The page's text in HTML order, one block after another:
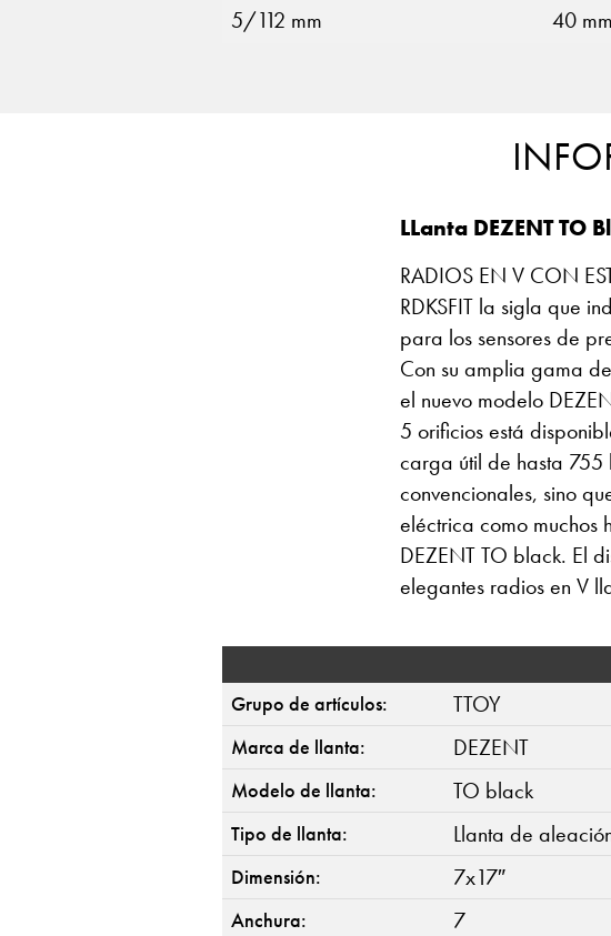
5/112 mm
40 mm
LLanta DEZENT TO
RADIOS EN V CON
RDKSFIT la sigla que
para los sensores de
Con su amplia gama
el nuevo modelo
5 orificios está
carga útil de hasta 755
convencionales, sino
eléctrica como muchos
DEZENT TO black. El
elegantes radios en V
Grupo de artículos:
TTOY
Marca de llanta: DEZENT
Modelo de llanta: TO black
Tipo de llanta: Llanta de
Dimensión: 7x17″
Anchura: 7